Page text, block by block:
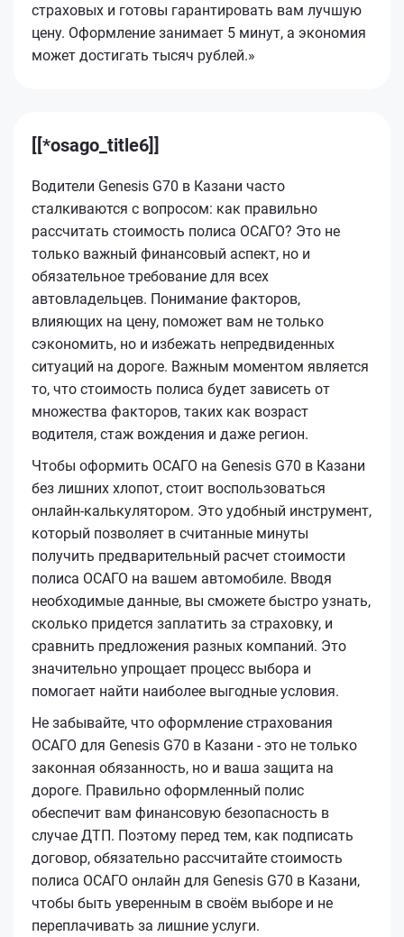
страховых и готовы гарантировать вам лучшую
цену. Оформление занимает 5 минут, а экономия
может достигать тысяч рублей.»
[[*osago_title6]]
Водители Genesis G70 в Казани часто
сталкиваются с вопросом: как правильно
рассчитать стоимость полиса ОСАГО? Это не
только важный финансовый аспект, но и
обязательное требование для всех
автовладельцев. Понимание факторов,
влияющих на цену, поможет вам не только
сэкономить, но и избежать непредвиденных
ситуаций на дороге. Важным моментом является
то, что стоимость полиса будет зависеть от
множества факторов, таких как возраст
водителя, стаж вождения и даже регион.
Чтобы оформить ОСАГО на Genesis G70 в Казани
без лишних хлопот, стоит воспользоваться
онлайн-калькулятором. Это удобный инструмент,
который позволяет в считанные минуты
получить предварительный расчет стоимости
полиса ОСАГО на вашем автомобиле. Вводя
необходимые данные, вы сможете быстро узнать,
сколько придется заплатить за страховку, и
сравнить предложения разных компаний. Это
значительно упрощает процесс выбора и
помогает найти наиболее выгодные условия.
Не забывайте, что оформление страхования
ОСАГО для Genesis G70 в Казани - это не только
законная обязанность, но и ваша защита на
дороге. Правильно оформленный полис
обеспечит вам финансовую безопасность в
случае ДТП. Поэтому перед тем, как подписать
договор, обязательно рассчитайте стоимость
полиса ОСАГО онлайн для Genesis G70 в Казани,
чтобы быть уверенным в своём выборе и не
переплачивать за лишние услуги.